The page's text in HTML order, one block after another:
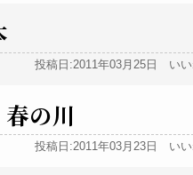
投稿日:2011年03月25日 い
の川
投稿日:2011年03月23日 い